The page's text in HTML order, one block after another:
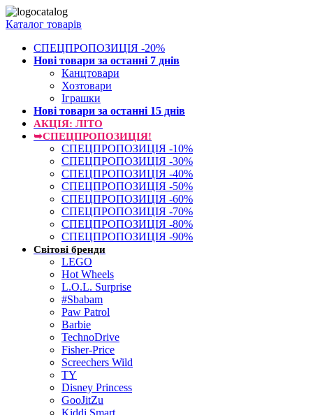
Каталог товарів
СПЕЦПРОПОЗИЦІЯ -20%
Нові товари за останнi 7 днiв
Канцтовари
Хозтовари
Іграшки
Нові товари за останнi 15 днiв
АКЦІЯ: ЛІТО
➥СПЕЦПРОПОЗИЦІЯ!
СПЕЦПРОПОЗИЦІЯ -10%
СПЕЦПРОПОЗИЦІЯ -30%
СПЕЦПРОПОЗИЦІЯ -40%
СПЕЦПРОПОЗИЦІЯ -50%
СПЕЦПРОПОЗИЦІЯ -60%
СПЕЦПРОПОЗИЦІЯ -70%
СПЕЦПРОПОЗИЦІЯ -80%
СПЕЦПРОПОЗИЦІЯ -90%
Світові бренди
LEGO
Hot Wheels
L.O.L. Surprise
#Sbabam
Paw Patrol
Barbie
TechnoDrive
Fisher-Price
Screechers Wild
TY
Disney Princess
GooJitZu
Kiddi Smart